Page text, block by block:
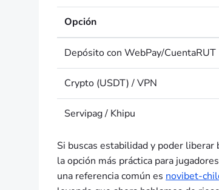
Opción
Depósito con WebPay/CuentaRUT
Crypto (USDT) / VPN
Servipag / Khipu
Si buscas estabilidad y poder
la opción más práctica para
una referencia común es novibet-